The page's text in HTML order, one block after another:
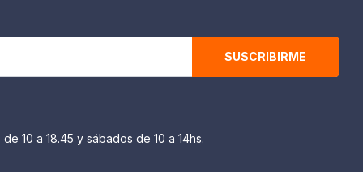
SUSCRIBIRME
10 a 18.45 y sábados de 10 a 14hs.